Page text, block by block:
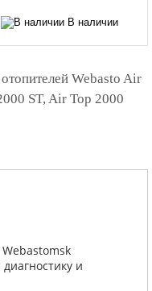
В наличии
Webasto Air
ST, Air Top 2000
и